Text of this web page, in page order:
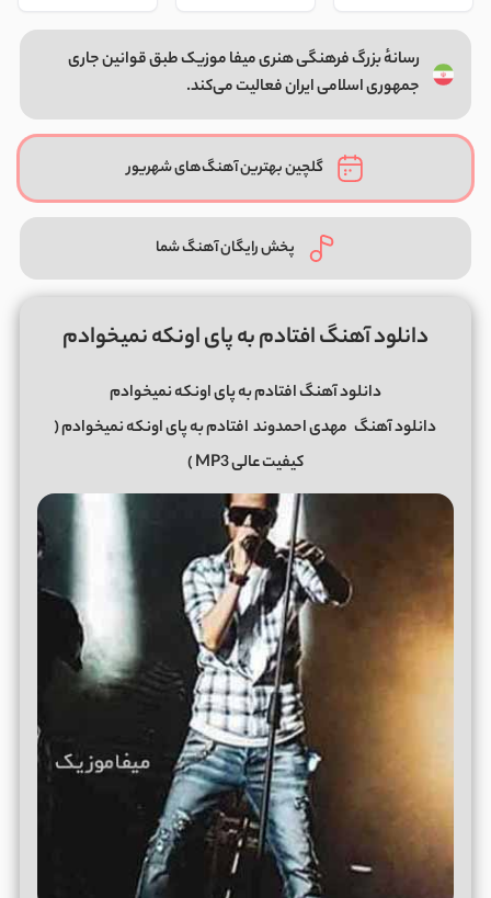
رسانهٔ بزرگ فرهنگی هنری میفا موزیک طبق قوانین جاری
جمهوری اسلامی ایران فعالیت می‌کند.
گلچین بهترین آهنگ‌های شهریور
پخش رایگان آهنگ شما
دانلود آهنگ افتادم به پای اونکه نمیخوادم
دانلود آهنگ افتادم به پای اونکه نمیخوادم
دانلود آهنگ مهدی احمدوند افتادم به پای اونکه نمیخوادم(
کیفیت عالی MP3 )